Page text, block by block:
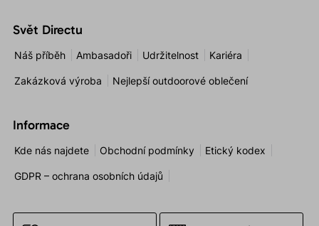
Svět Directu
Náš příběh Ambasadoři Udržitelnost Kariéra
Zakázková výroba Nejlepší outdoorové oblečení
Informace
Kde nás najdete Obchodní podmínky Etický kodex
GDPR – ochrana osobních údajů